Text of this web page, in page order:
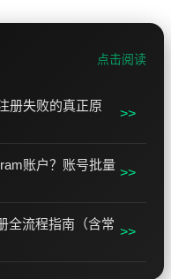
点击阅读
册失败的真正原
>>
账户？账号批量
>>
全流程指南（含常
>>